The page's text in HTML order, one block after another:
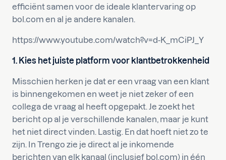
efficiënt samen voor de ideale klantervaring op
bol.com en al je andere kanalen.
https://www.youtube.com/watch?v=d-K_mCiPJ_Y
1. Kies het juiste platform voor klantbetrokkenheid
Misschien herken je dat er een vraag van een klant
is binnengekomen en weet je niet zeker of een
collega de vraag al heeft opgepakt. Je zoekt het
bericht op al je verschillende kanalen, maar je kunt
het niet direct vinden. Lastig. En dat hoeft niet zo te
zijn. In Trengo zie je direct al je inkomende
berichten van elk kanaal (inclusief bol.com) in één